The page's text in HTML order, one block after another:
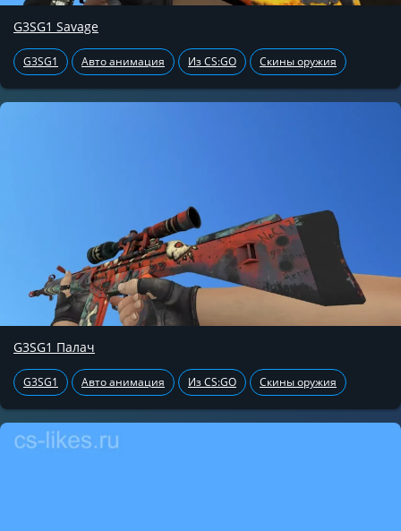
G3SG1 Savage
G3SG1 Авто анимация Из CS:GO Скины оружия
G3SG1 Палач
G3SG1 Авто анимация Из CS:GO Скины оружия